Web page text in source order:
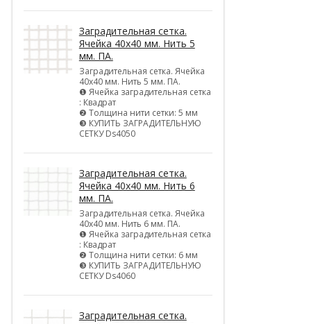
Заградительная сетка.
Ячейка 40х40 мм. Нить 5
мм. ПА.
Заградительная сетка. Ячейка
40х40 мм. Нить 5 мм. ПА.
❶ Ячейка заградительная сетка
: Квадрат
❷ Толщина нити сетки: 5 мм
❸ КУПИТЬ ЗАГРАДИТЕЛЬНУЮ
СЕТКУ Ds4050
Заградительная сетка.
Ячейка 40х40 мм. Нить 6
мм. ПА.
Заградительная сетка. Ячейка
40х40 мм. Нить 6 мм. ПА.
❶ Ячейка заградительная сетка
: Квадрат
❷ Толщина нити сетки: 6 мм
❸ КУПИТЬ ЗАГРАДИТЕЛЬНУЮ
СЕТКУ Ds4060
Заградительная сетка.